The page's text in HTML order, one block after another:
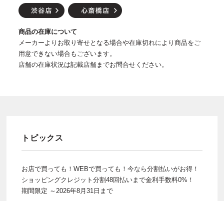
商品の在庫について
メーカーよりお取り寄せとなる場合や在庫切れにより商品をご
用意できない場合もございます。
店舗の在庫状況は記載店舗までお問合せください。
トピックス
お店で買っても！WEBで買っても！今なら分割払いがお得！
ショッピングクレジット分割48回払いまで金利手数料0%！
期間限定 ～2026年8月31日まで